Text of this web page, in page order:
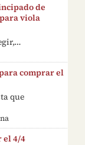
de
viola
comprar el
que
el 4/4